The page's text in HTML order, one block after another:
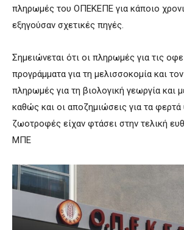
πληρωμές του ΟΠΕΚΕΠΕ για κάποιο
εξηγούσαν σχετικές πηγές.
Σημειώνεται ότι οι πληρωμές για τις
προγράμματα για τη μελισσοκομία και
πληρωμές για τη βιολογική γεωργία και
καθώς και οι αποζημιώσεις για τα φερτά
ζωοτροφές είχαν φτάσει στην τελική
ΜΠΕ